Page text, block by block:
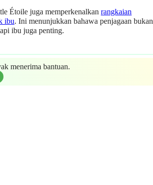
Étoile juga memperkenalkan rangkaian
ibu. Ini menunjukkan bahawa penjagaan bukan
ibu juga penting.
menerima bantuan.